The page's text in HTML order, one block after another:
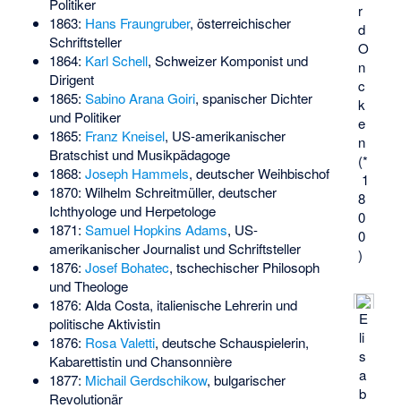
r
d
O
n
c
k
e
n
(*
1
8
0
0
)
E
li
s
a
b
Politiker
1863: Hans Fraungruber, österreichischer
Schriftsteller
1864: Karl Schell, Schweizer Komponist und
Dirigent
1865: Sabino Arana Goiri, spanischer Dichter
und Politiker
1865: Franz Kneisel, US-amerikanischer
Bratschist und Musikpädagoge
1868: Joseph Hammels, deutscher Weihbischof
1870: Wilhelm Schreitmüller, deutscher
Ichthyologe und Herpetologe
1871: Samuel Hopkins Adams, US-
amerikanischer Journalist und Schriftsteller
1876: Josef Bohatec, tschechischer Philosoph
und Theologe
1876: Alda Costa, italienische Lehrerin und
politische Aktivistin
1876: Rosa Valetti, deutsche Schauspielerin,
Kabarettistin und Chansonnière
1877: Michail Gerdschikow, bulgarischer
Revolutionär